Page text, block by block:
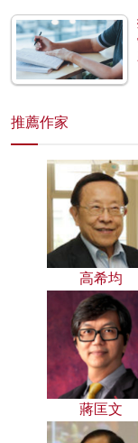
推薦作家
高希均
蔣匡文